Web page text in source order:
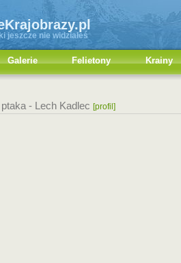
jeszcze nie widziałeś
Galerie Felietony Krainy
- Lech Kadlec [profil]